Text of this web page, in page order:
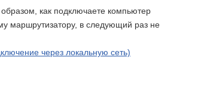
как подключаете компьютер
маршрутизатору, в следующий раз не
через локальную сеть)